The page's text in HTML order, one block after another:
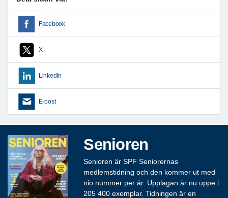
Facebook
X
LinkedIn
E-post
Senioren
Senioren är SPF Seniorernas
medlemstidning och den kommer ut med
nio nummer per år. Upplagan är nu uppe i
205 400 exemplar. Tidningen är en